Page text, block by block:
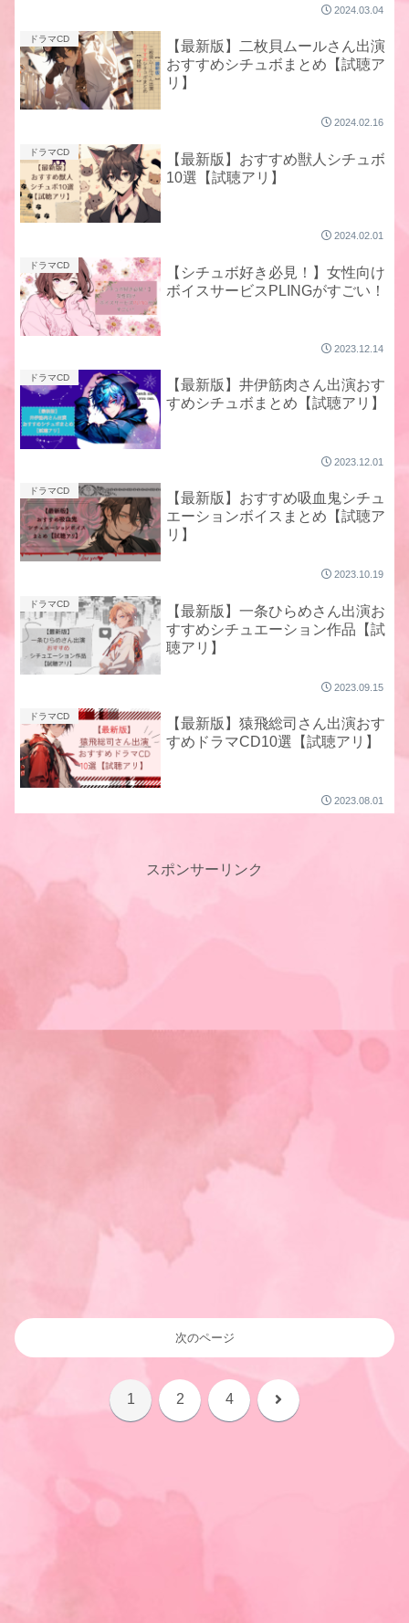
2024.03.04
ドラマCD
【最新版】二枚貝ムールさん出演
おすすめシチュボまとめ【試聴ア
リ】
2024.02.16
ドラマCD
【最新版】おすすめ獣人シチュボ
10選【試聴アリ】
2024.02.01
ドラマCD
【シチュボ好き必見！】女性向け
ボイスサービスPLINGがすごい！
2023.12.14
ドラマCD
【最新版】井伊筋肉さん出演おす
すめシチュボまとめ【試聴アリ】
2023.12.01
ドラマCD
【最新版】おすすめ吸血鬼シチュ
エーションボイスまとめ【試聴ア
リ】
2023.10.19
ドラマCD
【最新版】一条ひらめさん出演お
すすめシチュエーション作品【試
聴アリ】
2023.09.15
ドラマCD
【最新版】猿飛総司さん出演おす
すめドラマCD10選【試聴アリ】
2023.08.01
スポンサーリンク
次のページ
1 2 4 次